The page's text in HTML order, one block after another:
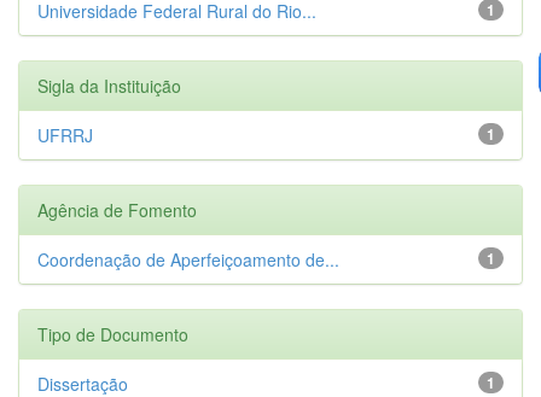
1
Universidade Federal Rural do Rio...
Sigla da Instituição
1
UFRRJ
Agência de Fomento
1
Coordenação de Aperfeiçoamento de...
Tipo de Documento
1
Dissertação